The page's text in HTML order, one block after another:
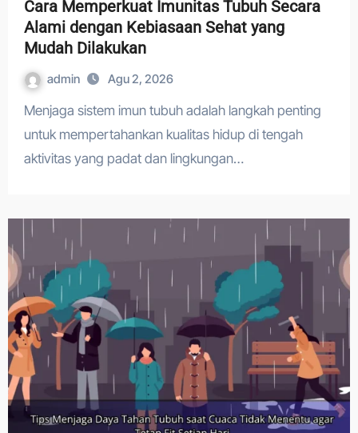
Cara Memperkuat Imunitas Tubuh Secara
Alami dengan Kebiasaan Sehat yang
Mudah Dilakukan
admin Agu 2, 2026
Menjaga sistem imun tubuh adalah langkah penting
untuk mempertahankan kualitas hidup di tengah
aktivitas yang padat dan lingkungan…